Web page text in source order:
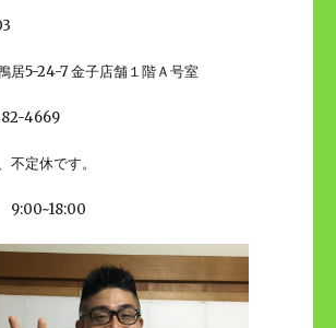
居5-24-7 金子店舗１階Ａ号室
4669
不定休です。
9:00~18:00